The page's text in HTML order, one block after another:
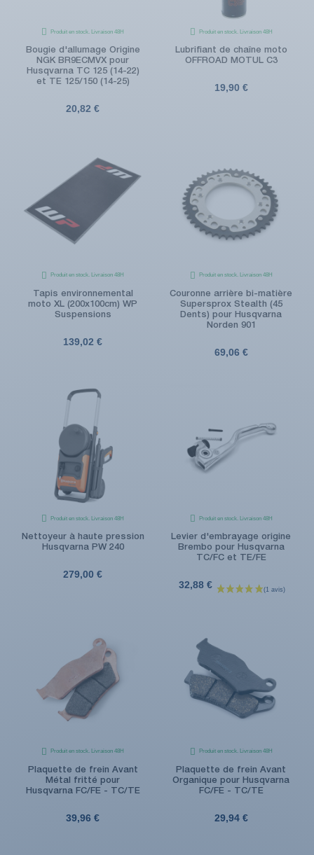
Produit en stock. Livraison 48H
Bougie d'allumage Origine
NGK BR9ECMVX pour
Husqvarna TC 125 (14-22)
et TE 125/150 (14-25)
20,82 €
Produit en stock. Livraison 48H
Lubrifiant de chaîne moto
OFFROAD MOTUL C3
19,90 €
Produit en stock. Livraison 48H
Tapis environnemental
moto XL (200x100cm) WP
Suspensions
139,02 €
Produit en stock. Livraison 48H
Couronne arrière bi-matière
Supersprox Stealth (45
Dents) pour Husqvarna
Norden 901
69,06 €
Produit en stock. Livraison 48H
Nettoyeur à haute pression
Husqvarna PW 240
279,00 €
Produit en stock. Livraison 48H
Levier d'embrayage origine
Brembo pour Husqvarna
TC/FC et TE/FE
32,88 €
Produit en stock. Livraison 48H
Plaquette de frein Avant
Métal fritté pour
Husqvarna FC/FE - TC/TE
39,96 €
Produit en stock. Livraison 48H
Plaquette de frein Avant
Organique pour Husqvarna
FC/FE - TC/TE
29,94 €